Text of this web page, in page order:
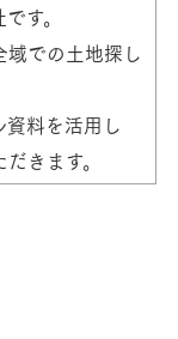
す。
での土地探し
料を活用し
きます。